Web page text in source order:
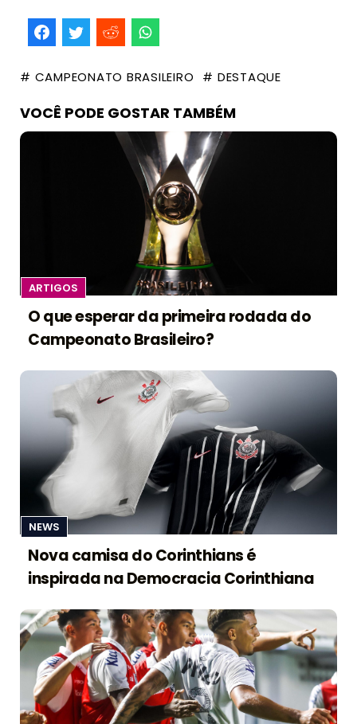
# CAMPEONATO BRASILEIRO # DESTAQUE
VOCÊ PODE GOSTAR TAMBÉM
ARTIGOS
O que esperar da primeira rodada do
Campeonato Brasileiro?
NEWS
Nova camisa do Corinthians é
inspirada na Democracia Corinthiana